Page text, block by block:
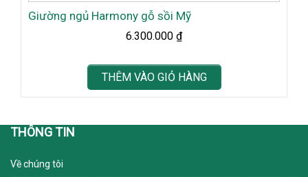
Giường ngủ Harmony gỗ sồi Mỹ
6.300.000 ₫
THÊM VÀO GIỎ HÀNG
THÔNG TIN
Về chúng tôi